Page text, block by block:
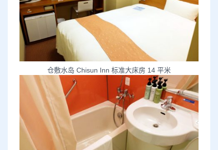
仓敷水岛 Chisun Inn 标准大床房 14 平米